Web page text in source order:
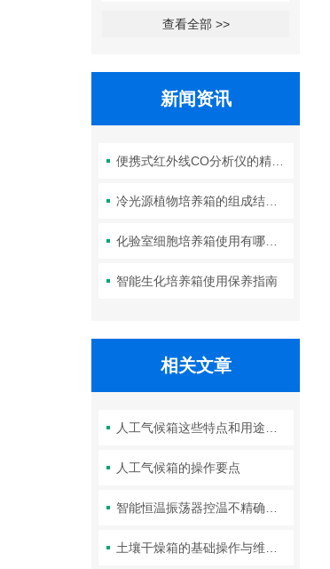
查看全部 >>
新闻资讯
便携式红外线CO分析仪的精度如何？
冷光源植物培养箱的组成结构及作用分析
化验室细胞培养箱使用有哪些要求？箱体清洁如何进行？
智能生化培养箱使用保养指南
相关文章
人工气候箱的操作要点